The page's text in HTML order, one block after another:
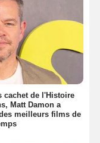
cachet de l'Histoire
Matt Damon a
meilleurs films de